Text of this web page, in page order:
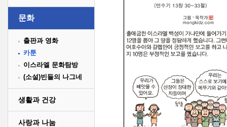
문화
출판과 영화
카툰
이스라엘 문화탐방
(소설)빈들의 나그네
생활과 건강
사랑과 나눔